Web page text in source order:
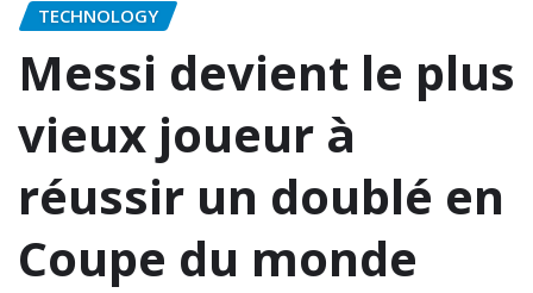
TECHNOLOGY
Messi devient le plus
vieux joueur à
réussir un doublé en
Coupe du monde